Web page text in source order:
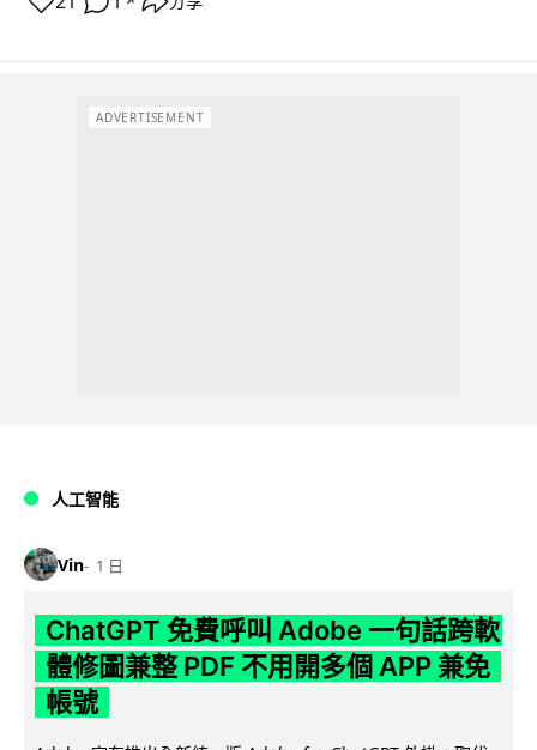
ADVERTISEMENT
人工智能
Vin 1 日
ChatGPT 免費呼叫 Adobe 一句話跨軟
體修圖兼整 PDF 不用開多個 APP 兼免
帳號